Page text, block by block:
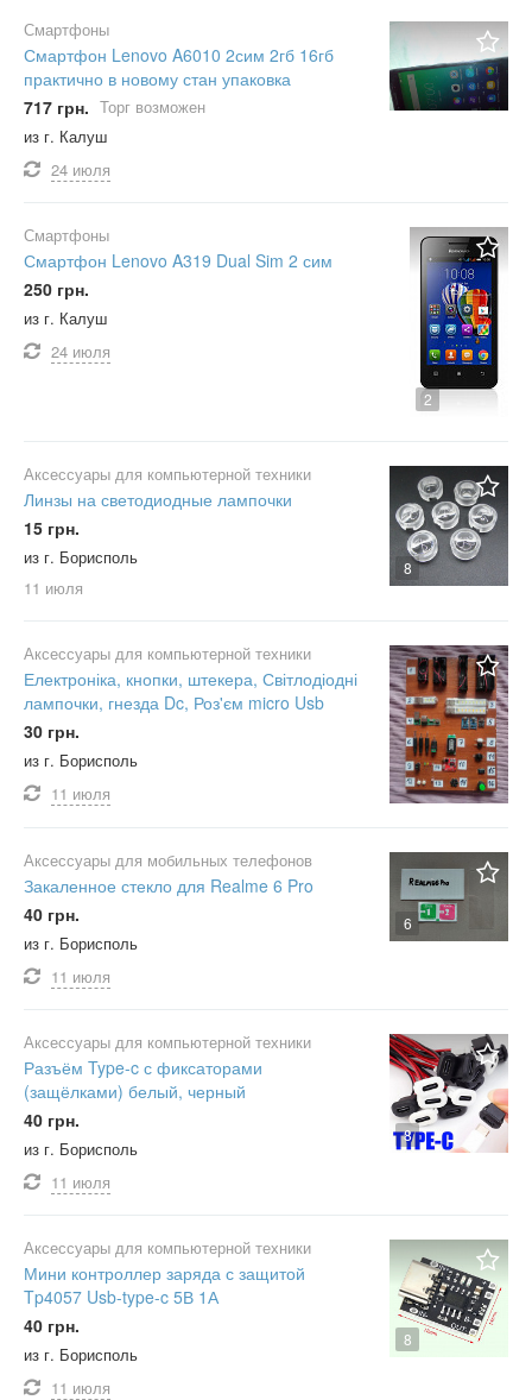
Смартфоны
Смартфон Lenovo A6010 2сим 2гб 16гб
практично в новому стан упаковка
717 грн. Торг возможен
из г. Калуш
24 июля
2
Смартфоны
Смартфон Lenovo A319 Dual Sim 2 сим
250 грн.
из г. Калуш
24 июля
8
Аксессуары для компьютерной техники
Линзы на светодиодные лампочки
15 грн.
из г. Борисполь
11 июля
Аксессуары для компьютерной техники
Електроніка, кнопки, штекера, Світлодіодні
лампочки, гнезда Dc, Роз'єм micro Usb
30 грн.
из г. Борисполь
11 июля
6
Аксессуары для мобильных телефонов
Закаленное стекло для Realme 6 Pro
40 грн.
из г. Борисполь
11 июля
8
Аксессуары для компьютерной техники
Разъём Type-c с фиксаторами
(защёлками) белый, черный
40 грн.
из г. Борисполь
11 июля
8
Аксессуары для компьютерной техники
Мини контроллер заряда с защитой
Tp4057 Usb-type-c 5В 1А
40 грн.
из г. Борисполь
11 июля